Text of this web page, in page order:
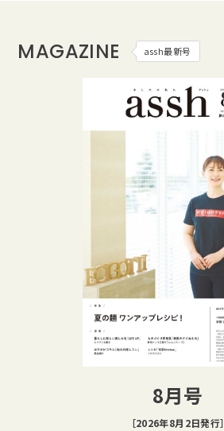
MAGAZINE assh最新号
8月号
［2026年8月2日発行］